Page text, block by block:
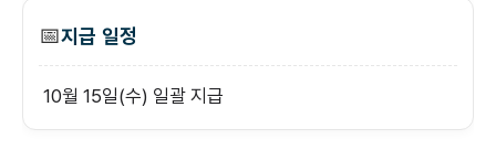
📅지급 일정
10월 15일(수) 일괄 지급